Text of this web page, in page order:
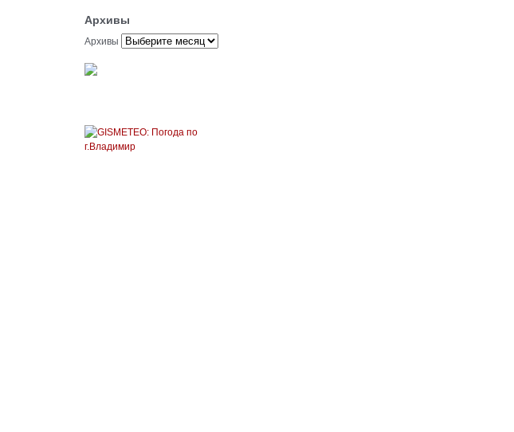
Архивы
Архивы